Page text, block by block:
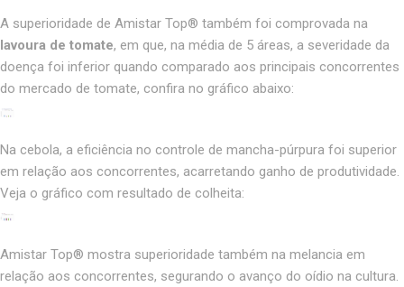
A superioridade de Amistar Top® também foi comprovada na
lavoura de tomate, em que, na média de 5 áreas, a severidade da
doença foi inferior quando comparado aos principais concorrentes
do mercado de tomate, confira no gráfico abaixo:
Na cebola, a eficiência no controle de mancha-púrpura foi superior
em relação aos concorrentes, acarretando ganho de produtividade.
Veja o gráfico com resultado de colheita:
Amistar Top® mostra superioridade também na melancia em
relação aos concorrentes, segurando o avanço do oídio na cultura.